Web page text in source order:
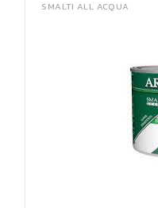
SMALTI ALL ACQUA